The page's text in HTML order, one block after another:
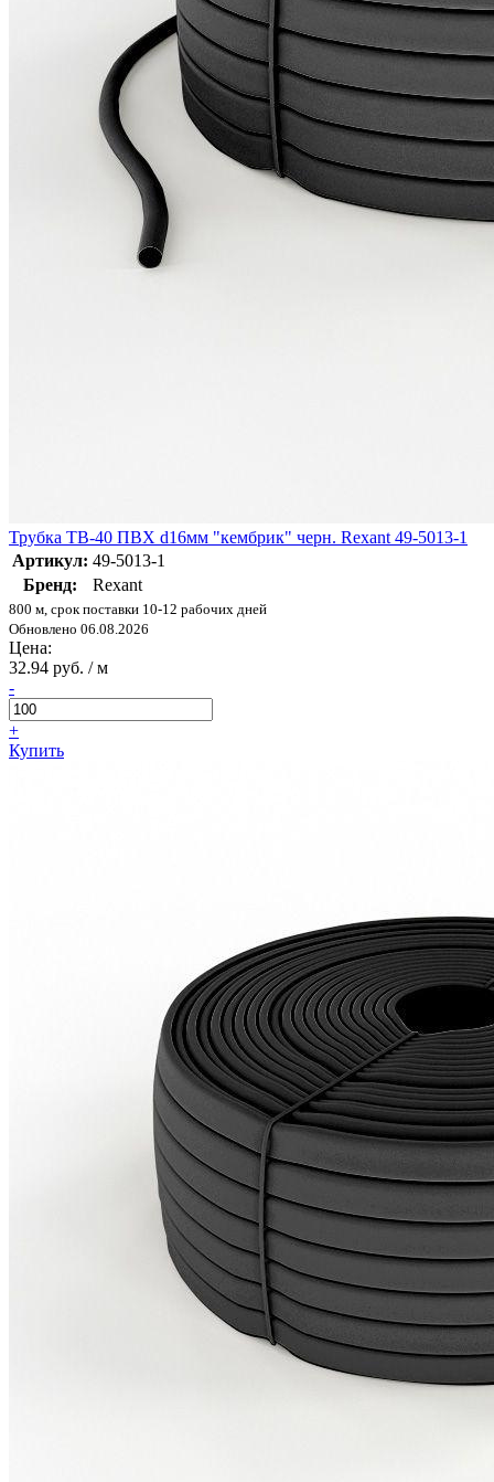
Трубка ТВ-40 ПВХ d16мм "кембрик" черн. Rexant 49-5013-1
Артикул: 49-5013-1
Бренд:
Rexant
800 м, срок поставки 10-12 рабочих дней
Обновлено 06.08.2026
Цена:
32.94 руб. / м
-
+
Купить